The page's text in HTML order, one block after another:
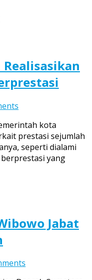
Gunungsitoli
Realisasikan
Janji
Untuk
kota
prestasi sejumlah
seperti dialami
berprestasi yang
Jabat